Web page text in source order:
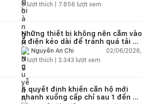
5lượt thích | 7.856 lượt xem
Những thiết bị không nên cắm vào
ổ điện kéo dài để tránh quá tải và
chập cháy trong nhà
Nguyễn An Chi
02/06/2026,
9lượt thích | 3.343 lượt xem
5 quyết định khiến căn hộ mới
nhanh xuống cấp chỉ sau 1 đến 2